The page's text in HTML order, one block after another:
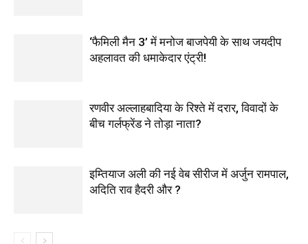
‘फैमिली मैन 3’ में मनोज बाजपेयी के साथ जयदीप
अहलावत की धमाकेदार एंट्री!
रणवीर अल्लाहबादिया के रिश्ते में दरार, विवादों के
बीच गर्लफ्रेंड ने तोड़ा नाता?
इम्तियाज अली की नई वेब सीरीज में अर्जुन रामपाल,
अदिति राव हैदरी और ?